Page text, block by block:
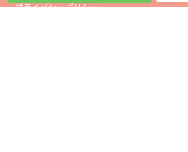
プライバシーポリシー